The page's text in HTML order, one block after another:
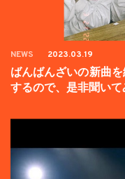
NEWS 2023.03.19
ばんばんざいの新曲
するので、是非聞いて